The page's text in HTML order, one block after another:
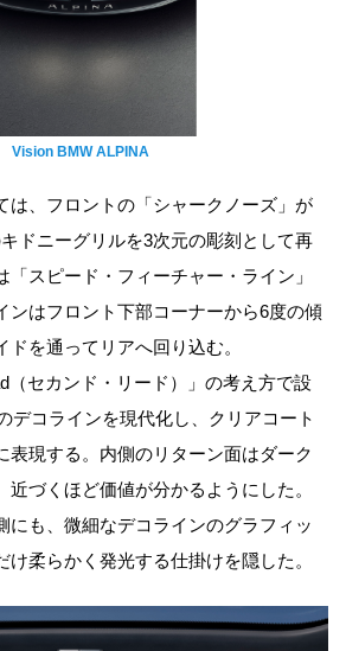
Vision BMW ALPINA
は、フロントの「シャークノーズ」が
ドニーグリルを3次元の彫刻として再
スピード・フィーチャー・ライン」
ンはフロント下部コーナーから6度の傾
を通ってリアへ回り込む。
（セカンド・リード）」の考え方で設
デコラインを現代化し、クリアコート
表現する。内側のリターン面はダーク
近づくほど価値が分かるようにした。
にも、微細なデコラインのグラフィッ
け柔らかく発光する仕掛けを隠した。